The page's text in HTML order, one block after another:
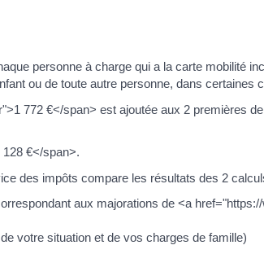
personne à charge qui a la carte mobilité
ou de toute autre personne, dans certaines
772 €</span> est ajoutée aux 2 premières
€</span>.
des impôts compare les résultats des 2
aux majorations de <a
votre situation et de vos charges de famille)